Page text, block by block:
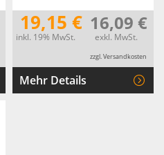
19,15 €
inkl. 19% MwSt.
16,09 €
exkl. MwSt.
zzgl. Versandkosten
Mehr Details